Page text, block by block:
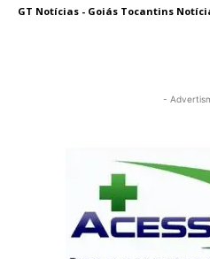
GT Notícias - Goiás Tocantins
-